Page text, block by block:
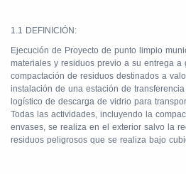
1.1 DEFINICIÓN:
Ejecución de Proyecto de punto limpio
materiales y residuos previo a su entrega a
compactación de residuos destinados a
instalación de una estación de
logístico de descarga de vidrio para
Todas las actividades, incluyendo la
envases, se realiza en el exterior salvo la
residuos peligrosos que se realiza bajo